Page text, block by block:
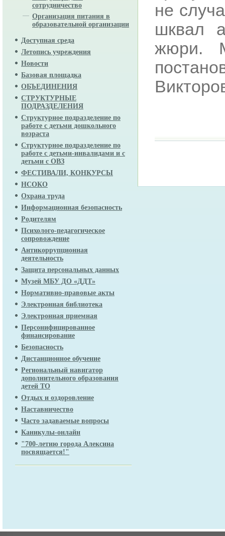
сотрудничество
Организация питания в
образовательной организации
Доступная среда
Летопись учреждения
Новости
Базовая площадка
ОБЪЕДИНЕНИЯ
СТРУКТУРНЫЕ
ПОДРАЗДЕЛЕНИЯ
Структурное подразделение по
работе с детьми дошкольного
возраста
Структурное подразделение по
работе с детьми-инвалидами и с
детьми с ОВЗ
ФЕСТИВАЛИ, КОНКУРСЫ
НСОКО
Охрана труда
Информационная безопасность
Родителям
Психолого-педагогическое
сопровождение
Антикоррупционная
деятельность
Защита персональных данных
Музей МБУ ДО «ДДТ»
Нормативно-правовые акты
Электронная библиотека
Электронная приемная
Персонифицированное
финансирование
Безопасность
Дистанционное обучение
Региональный навигатор
дополнительного образования
детей ТО
Отдых и оздоровление
Наставничество
Часто задаваемые вопросы
Каникулы-онлайн
"700-летию города Алексина
посвящается!"
не
шквал
жюри.